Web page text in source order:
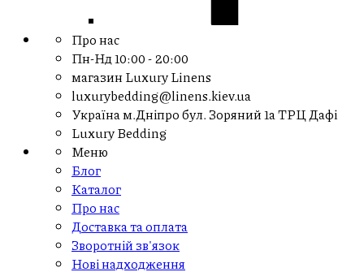
Про нас
Пн-Нд10:00 - 20:00
магазин Luxury Linens
luxurybedding@linens.kiev.ua
Україна м.Дніпро бул. Зоряний 1а ТРЦ Дафі
Luxury Bedding
Меню
Блог
Каталог
Про нас
Доставка та оплата
Зворотній зв'язок
Нові надходження